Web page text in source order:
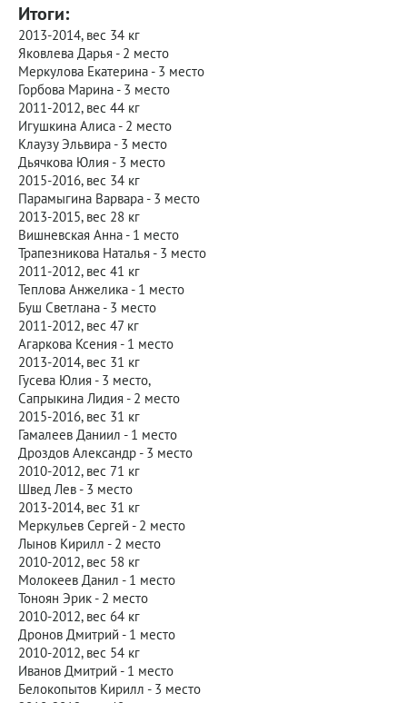
Итоги:
2013-2014, вес 34 кг
Яковлева Дарья - 2 место
Меркулова Екатерина - 3 место
Горбова Марина - 3 место
2011-2012, вес 44 кг
Игушкина Алиса - 2 место
Клаузу Эльвира - 3 место
Дьячкова Юлия - 3 место
2015-2016, вес 34 кг
Парамыгина Варвара - 3 место
2013-2015, вес 28 кг
Вишневская Анна - 1 место
Трапезникова Наталья - 3 место
2011-2012, вес 41 кг
Теплова Анжелика - 1 место
Буш Светлана - 3 место
2011-2012, вес 47 кг
Агаркова Ксения - 1 место
2013-2014, вес 31 кг
Гусева Юлия - 3 место,
Сапрыкина Лидия - 2 место
2015-2016, вес 31 кг
Гамалеев Даниил - 1 место
Дроздов Александр - 3 место
2010-2012, вес 71 кг
Швед Лев - 3 место
2013-2014, вес 31 кг
Меркульев Сергей - 2 место
Лынов Кирилл - 2 место
2010-2012, вес 58 кг
Молокеев Данил - 1 место
Тоноян Эрик - 2 место
2010-2012, вес 64 кг
Дронов Дмитрий - 1 место
2010-2012, вес 54 кг
Иванов Дмитрий - 1 место
Белокопытов Кирилл - 3 место